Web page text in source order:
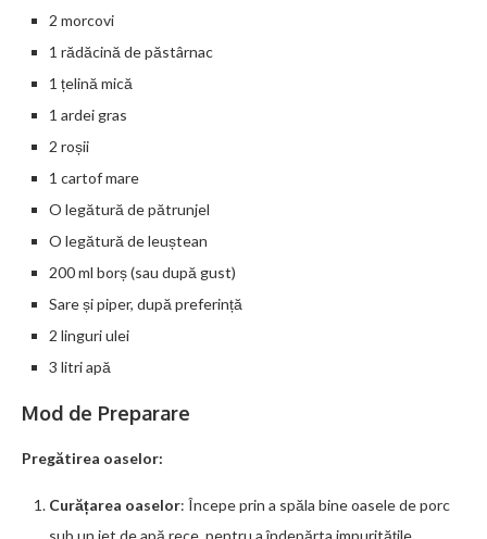
2 morcovi
1 rădăcină de păstârnac
1 țelină mică
1 ardei gras
2 roșii
1 cartof mare
O legătură de pătrunjel
O legătură de leuștean
200 ml borș (sau după gust)
Sare și piper, după preferință
2 linguri ulei
3 litri apă
Mod de Preparare
Pregătirea oaselor:
Curățarea oaselor: Începe prin a spăla bine oasele de porc